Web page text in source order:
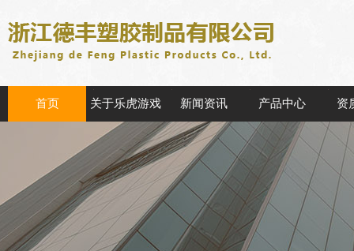
首页 关于乐虎游戏 新闻资讯 产品中心 资